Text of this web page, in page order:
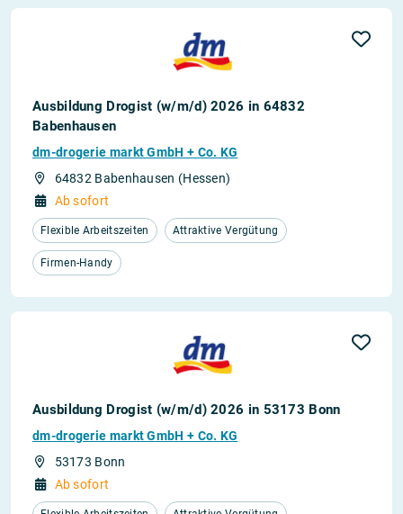
Ausbildung Drogist (w/m/d) 2026 in 64832
Babenhausen
dm-drogerie markt GmbH + Co. KG
64832 Babenhausen (Hessen)
Ab sofort
Flexible Arbeitszeiten Attraktive Vergütung
Firmen-Handy
Ausbildung Drogist (w/m/d) 2026 in 53173 Bonn
dm-drogerie markt GmbH + Co. KG
53173 Bonn
Ab sofort